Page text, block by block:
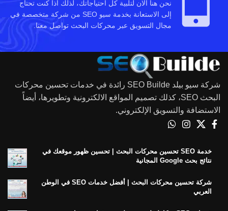
نحن هنا الان لتلبية كل احتياجاتك، لذلك اذا كنت تحتاج
إلى الاستعانة بخدمة سيو SEO من شركة متخصصة في
مجال التسويق عبر محركات البحث تواصل معنا.
شركة سيو بيلد SEO Builde رائدة في خدمات تحسين محركات
البحث SEO، كذلك تصميم المواقع الالكترونية وتطويرها، أيضاً
الاستضافة والتسويق الإلكتروني.
خدمة SEO تحسين محركات البحث | تحسين ظهور موقعك في
نتائج بحث Google المجانية
شركة تحسين محركات البحث | أفضل خدمات SEO في الوطن
العربي